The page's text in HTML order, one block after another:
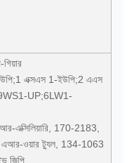
এক্সএস 1-ইউপি;2 এএস
UP;6LW1-
এক্সিলিয়ারি, 170-2183,
ওয়ার ট্যুল, 134-1063
জিপি